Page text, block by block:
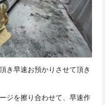
き早速お預かりさせて頂き
ジを擦り合わせて、早速作